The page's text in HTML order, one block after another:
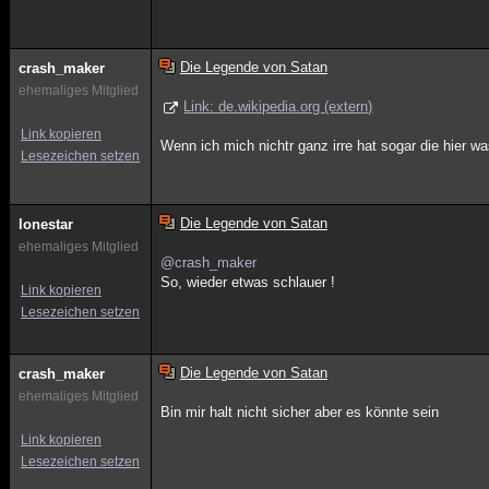
crash_maker
ehemaliges Mitglied
Link kopieren
Lesezeichen setzen
Die Legende von Satan
Link: de.wikipedia.org (extern)
Wenn ich mich nichtr ganz irre hat sogar die hier
lonestar
ehemaliges Mitglied
Link kopieren
Lesezeichen setzen
Die Legende von Satan
@crash_maker
So, wieder etwas schlauer !
crash_maker
ehemaliges Mitglied
Link kopieren
Lesezeichen setzen
Die Legende von Satan
Bin mir halt nicht sicher aber es könnte sein